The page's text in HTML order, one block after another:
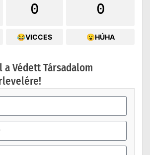
0
😂VICCES
0
😮HÚHA
Védett Társadalom